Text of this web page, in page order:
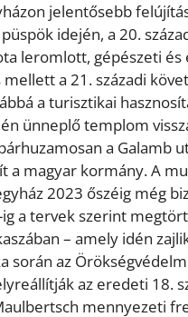
jelentősebb
idején, a 20.
leromlott, gépészeti
a 21. századi
a turisztikai
ünneplő templom
a Galamb
magyar kormány. A
2023 őszéig még
a tervek szerint
– amely idén
során az
az eredeti 18.
mennyezeti